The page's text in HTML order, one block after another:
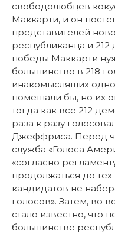
свободолюбцев
Маккарти, и он
представителей
республиканца и 212
победы Маккарти
большинство в 218
инакомыслящих
помешали бы, но их
тогда как все 212
раза к разу
Джеффриса. Перед
служба «Голоса
«согласно
продолжаться до
кандидатов не
голосов». Затем, во
стало известно, что
большинстве